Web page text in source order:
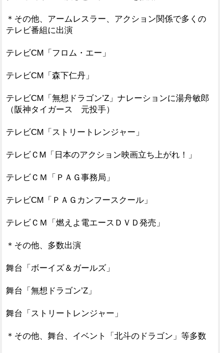
＊その他、アームレスラー、アクション関係で多くの
テレビ番組に出演
テレビCM「フロム・エー」
テレビCM「森下仁丹」
テレビCM「無想ドラゴン’Z」ナレーションに湯舟敏郎
（阪神タイガース 元投手）
テレビCM「ストリートレンジャー」
テレビＣM「日本のアクション映画立ち上がれ！」
テレビＣＭ「ＰＡＧ事務局」
テレビCM「ＰＡＧカンフースクール」
テレビＣＭ「燃えよ電エースＤＶＤ発売」
＊その他、多数出演
舞台「ボーイズ＆ガールズ」
舞台「無想ドラゴン’Z」
舞台「ストリートレンジャー」
＊その他、舞台、イベント「北斗のドラゴン」等多数